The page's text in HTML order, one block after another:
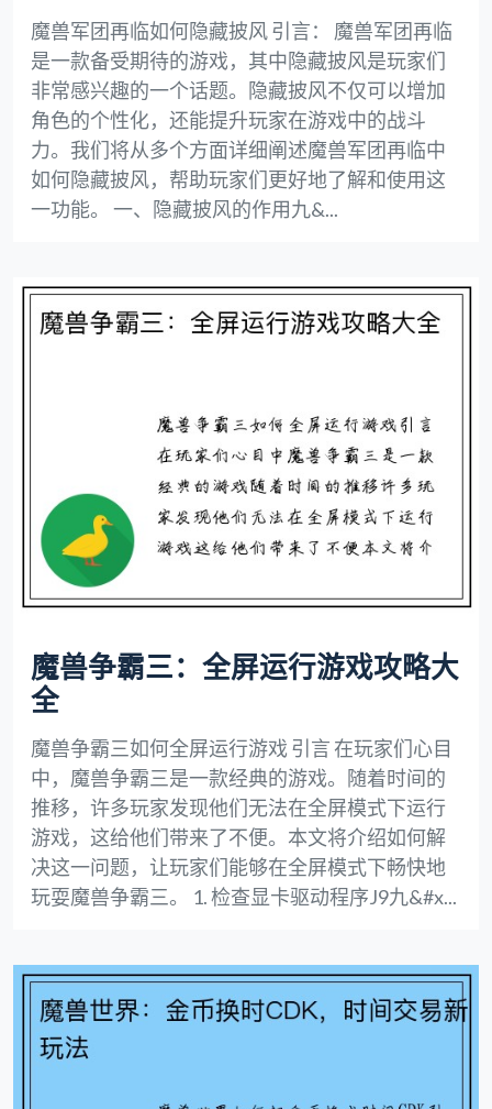
魔兽军团再临如何隐藏披风 引言： 魔兽军团再临
是一款备受期待的游戏，其中隐藏披风是玩家们
非常感兴趣的一个话题。隐藏披风不仅可以增加
角色的个性化，还能提升玩家在游戏中的战斗
力。我们将从多个方面详细阐述魔兽军团再临中
如何隐藏披风，帮助玩家们更好地了解和使用这
一功能。 一、隐藏披风的作用九&...
魔兽争霸三：全屏运行游戏攻略大
全
魔兽争霸三如何全屏运行游戏 引言 在玩家们心目
中，魔兽争霸三是一款经典的游戏。随着时间的
推移，许多玩家发现他们无法在全屏模式下运行
游戏，这给他们带来了不便。本文将介绍如何解
决这一问题，让玩家们能够在全屏模式下畅快地
玩耍魔兽争霸三。 1. 检查显卡驱动程序J9九&#x...